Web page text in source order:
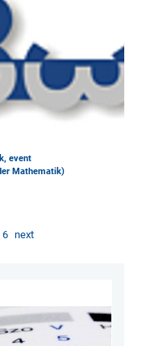
event
Mathematik)
6 next